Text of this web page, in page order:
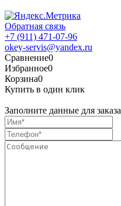
Обратная связь
+7 (911) 471-07-96
okey-servis@yandex.ru
Сравнение0
Избранное0
Корзина0
Купить в один клик
Заполните данные для заказа